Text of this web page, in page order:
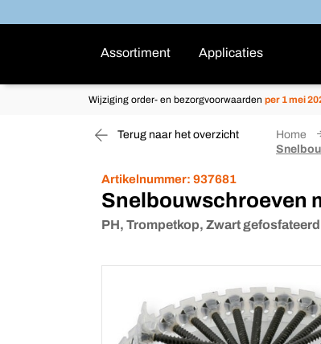
Assortiment Applicaties
Wijziging order- en bezorgvoorwaarden per 1 mei
Terug naar het overzicht Home
Artikelnummer: 937681
Snelbouwschroeven
PH, Trompetkop, Zwart